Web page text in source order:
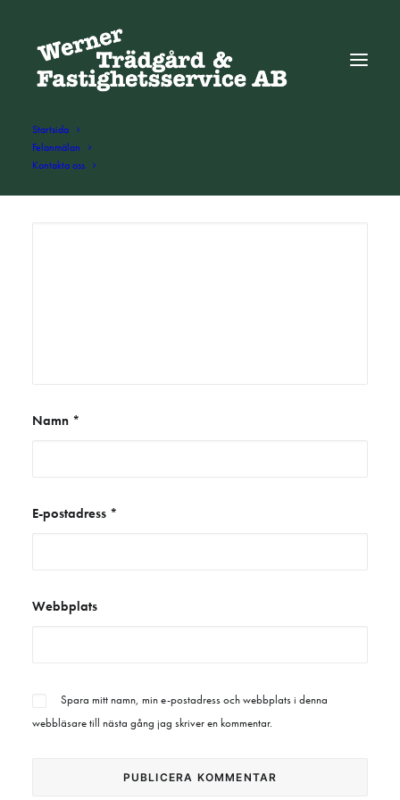
Startsida
Felanmälan
Kontakta oss
Namn *
E-postadress *
Webbplats
Spara mitt namn, min e-postadress och webbplats i denna
webbläsare till nästa gång jag skriver en kommentar.